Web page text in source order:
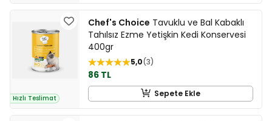
Hızlı Teslimat
Chef's Choice Tavuklu ve Bal Kabaklı
Tahılsız Ezme Yetişkin Kedi Konservesi
400gr
5,0 3
86 TL
Sepete Ekle